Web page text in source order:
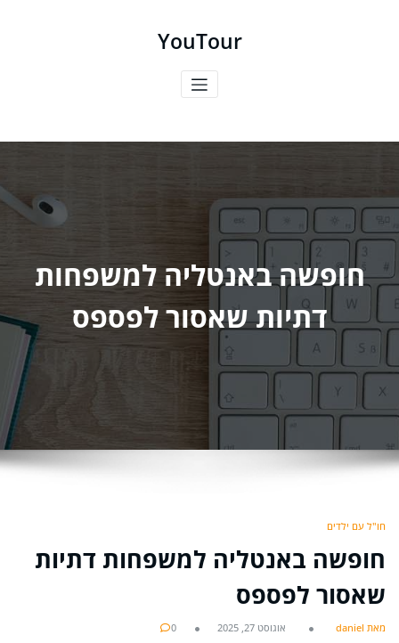
YouTour
חופשה באנטליה למשפחות
דתיות שאסור לפספס
חו"ל עם ילדים
חופשה באנטליה למשפחות דתיות
שאסור לפספס
מאת daniel אוגוסט 27, 2025 0